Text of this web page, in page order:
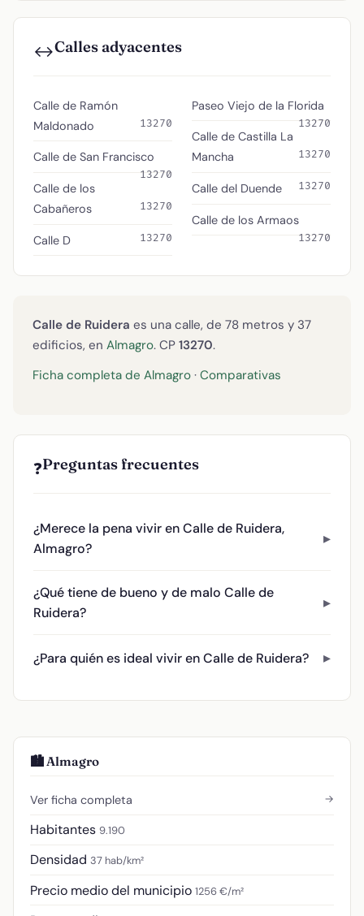
↔️Calles adyacentes
Calle de Ramón
Maldonado
13270
Calle de San Francisco
13270
Calle de los
Cabañeros
13270
Calle D 13270
Paseo Viejo de la Florida
13270
Calle de Castilla La
Mancha
13270
Calle del Duende 13270
Calle de los Armaos
13270
Calle de Ruidera es una calle, de 78 metros y 37
edificios, en Almagro. CP 13270.
Ficha completa de Almagro · Comparativas
❓Preguntas frecuentes
¿Merece la pena vivir en Calle de Ruidera,
Almagro?
¿Qué tiene de bueno y de malo Calle de
Ruidera?
¿Para quién es ideal vivir en Calle de Ruidera?
🏙️ Almagro
Ver ficha completa →
Habitantes 9.190
Densidad 37 hab/km²
Precio medio del municipio 1256 €/m²